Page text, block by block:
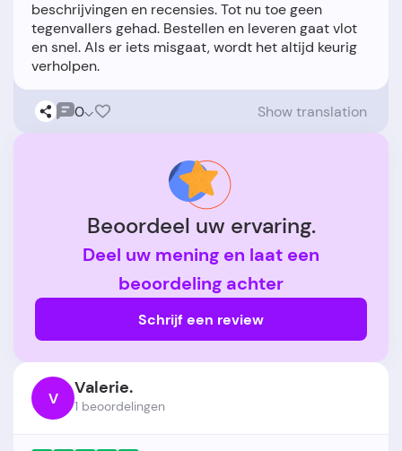
beschrijvingen en recensies. Tot nu toe geen
tegenvallers gehad. Bestellen en leveren gaat vlot
en snel. Als er iets misgaat, wordt het altijd keurig
0 Show translation
Beoordeel uw ervaring.
Deel uw mening en laat een
beoordeling achter
Schrijf een review
V Valerie.
1 beoordelingen